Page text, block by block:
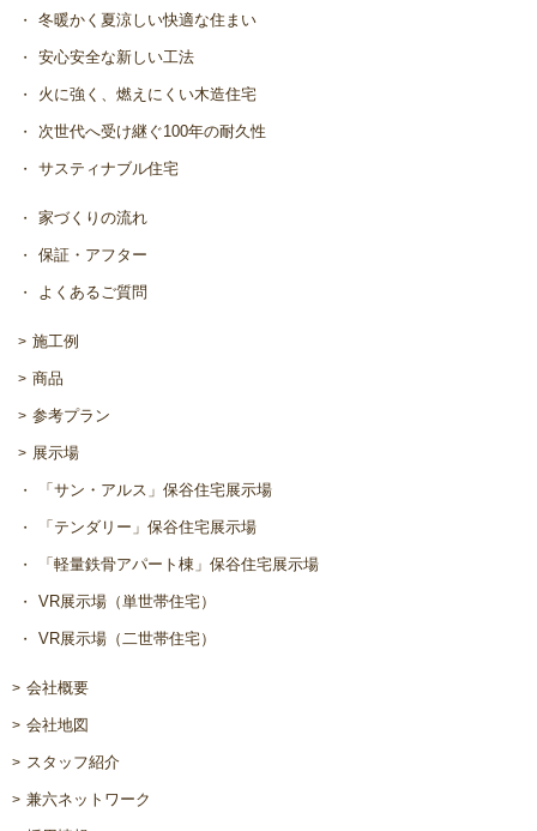
冬暖かく夏涼しい快適な住まい
安心安全な新しい工法
火に強く、燃えにくい木造住宅
次世代へ受け継ぐ100年の耐久性
サスティナブル住宅
家づくりの流れ
保証・アフター
よくあるご質問
施工例
商品
参考プラン
展示場
「サン・アルス」保谷住宅展示場
「テンダリー」保谷住宅展示場
「軽量鉄骨アパート棟」保谷住宅展示場
VR展示場（単世帯住宅）
VR展示場（二世帯住宅）
会社概要
会社地図
スタッフ紹介
兼六ネットワーク